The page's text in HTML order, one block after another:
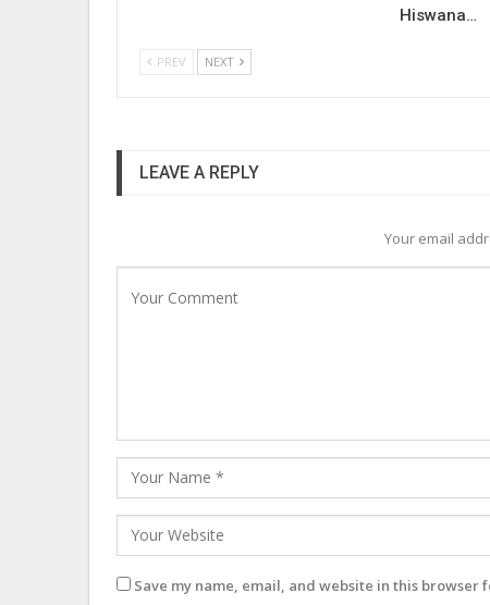
Hiswana…
PREV NEXT
LEAVE A REPLY
Your email
Save my name, email, and website in this browser